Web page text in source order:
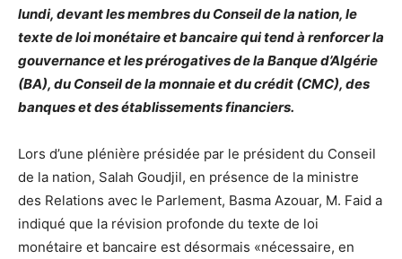
lundi, devant les membres du Conseil de la nation, le
texte de loi monétaire et bancaire qui tend à renforcer la
gouvernance et les prérogatives de la Banque d’Algérie
(BA), du Conseil de la monnaie et du crédit (CMC), des
banques et des établissements financiers.
Lors d’une plénière présidée par le président du Conseil
de la nation, Salah Goudjil, en présence de la ministre
des Relations avec le Parlement, Basma Azouar, M. Faid a
indiqué que la révision profonde du texte de loi
monétaire et bancaire est désormais «nécessaire, en